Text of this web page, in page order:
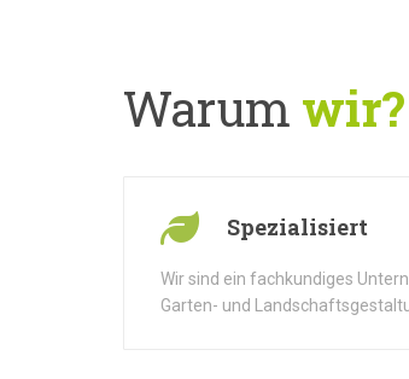
Warum wir?
Spezialisiert
Wir sind ein fachkundiges
Garten- und